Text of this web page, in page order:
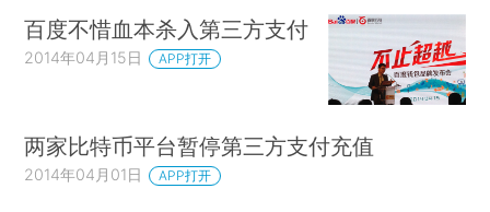
百度不惜血本杀入第三方支付
2014年04月15日 APP打开
两家比特币平台暂停第三方支付充值
2014年04月01日 APP打开